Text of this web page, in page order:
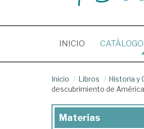
INICIO (CURRENT)
CATÁLOGO
Inicio Libros Historia y
descubrimiento de América
Materias